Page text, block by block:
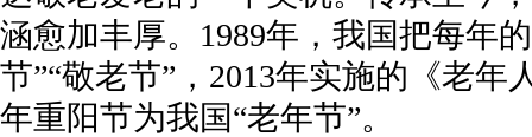
涵愈加丰厚。1989年，我国把每年
节”“敬老节”，2013年实施的《老年
年重阳节为我国“老年节”。